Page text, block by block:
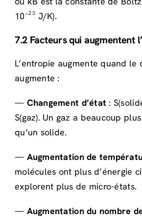
10⁻²³ J/K).
7.2 Facteurs qui augmentent
L’entropie augmente quand le
augmente :
— Changement d’état :
S(gaz). Un gaz a beaucoup
qu’un solide.
— Augmentation de
molécules ont plus d’énergie
explorent plus de micro-états.
— Augmentation du nombre